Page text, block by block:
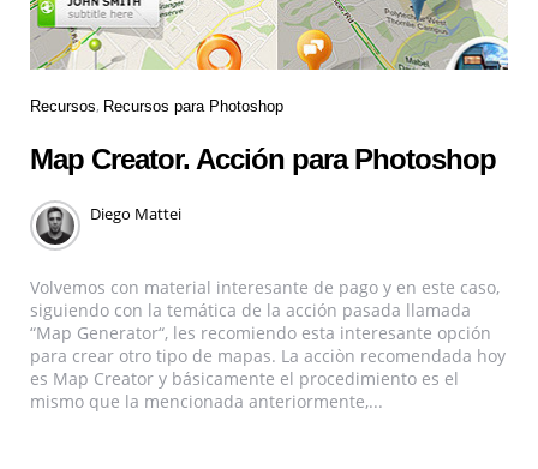
Recursos Recursos para Photoshop
Map Creator. Acción para Photoshop
Diego Mattei
Volvemos con material interesante de pago y en este caso,
siguiendo con la temática de la acción pasada llamada
“Map Generator“, les recomiendo esta interesante opción
para crear otro tipo de mapas. La acciòn recomendada hoy
es Map Creator y básicamente el procedimiento es el
mismo que la mencionada anteriormente,...